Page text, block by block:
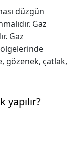
düzgün
Gaz
Gaz
gözenek, çatlak,